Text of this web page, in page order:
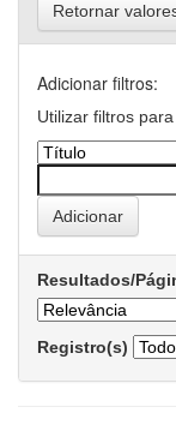
Retornar
Adicionar filtros:
Utilizar filtros
Resultados/
Registro(s)